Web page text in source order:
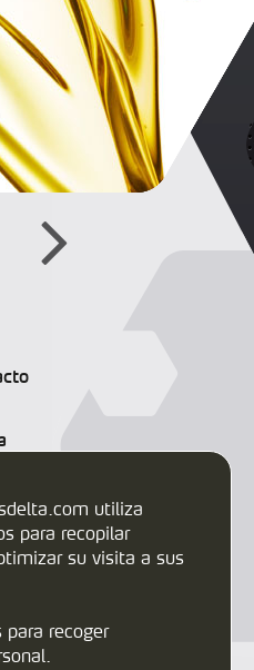
utiliza
para recopilar
su visita a sus
recoger